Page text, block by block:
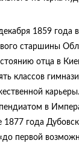
1859 года
старшины
отца в
классов
в
1877 года
первой